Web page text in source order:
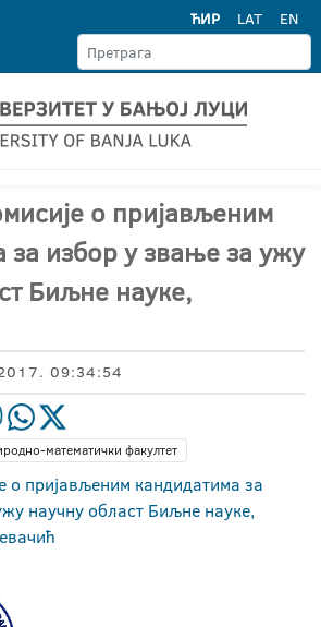
ЋИР LAT EN
о пријављеним
за избор у звање за ужу
Биљне науке,
09:34:54
математички факултет
о пријављеним кандидатима за
научну област Биљне науке,